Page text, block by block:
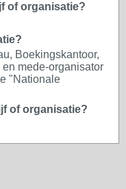
of organisatie?
Boekingskantoor,
mede-organisator
"Nationale
of organisatie?